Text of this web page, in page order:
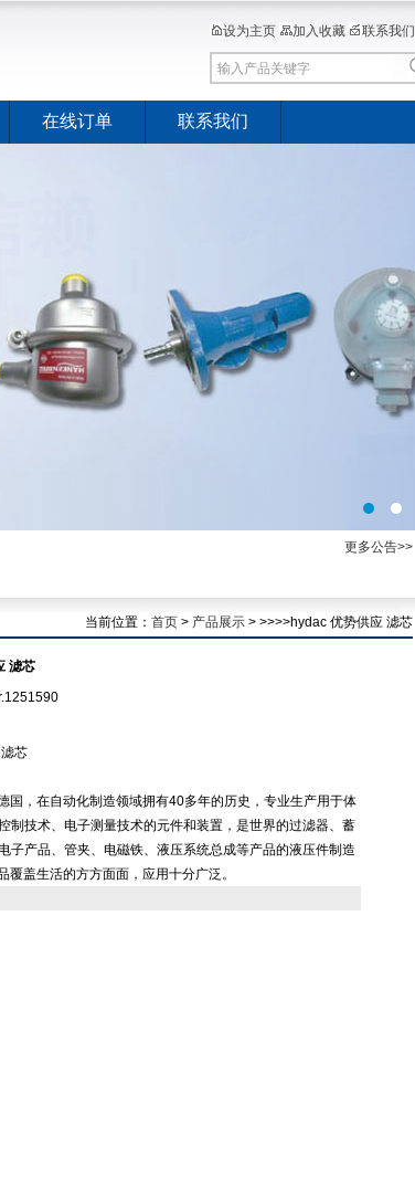
设为主页 加入收藏 联系我们
在线订单 联系我们
更多公告>>
当前位置： 首页 > 产品展示 > >>>>hydac 优势供应 滤芯
滤芯
芯
国，在自动化制造领域拥有40多年的历史，专业生产用于体
制技术、电子测量技术的元件和装置，是世界的过滤器、蓄
子产品、管夹、电磁铁、液压系统总成等产品的液压件制造
覆盖生活的方方面面，应用十分广泛。